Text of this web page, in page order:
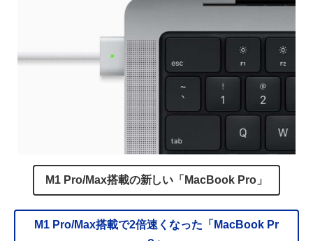
M1 Pro/Max搭載の新しい「MacBook Pro」
M1 Pro/Max搭載で2倍速くなった「MacBook Pr